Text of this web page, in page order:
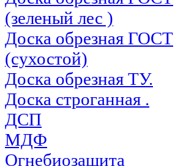
(зеленый лес )
Доска обрезная ГОСТ
(сухостой)
Доска обрезная ТУ.
Доска строганная .
ДСП
МДФ
Огнебиозащита